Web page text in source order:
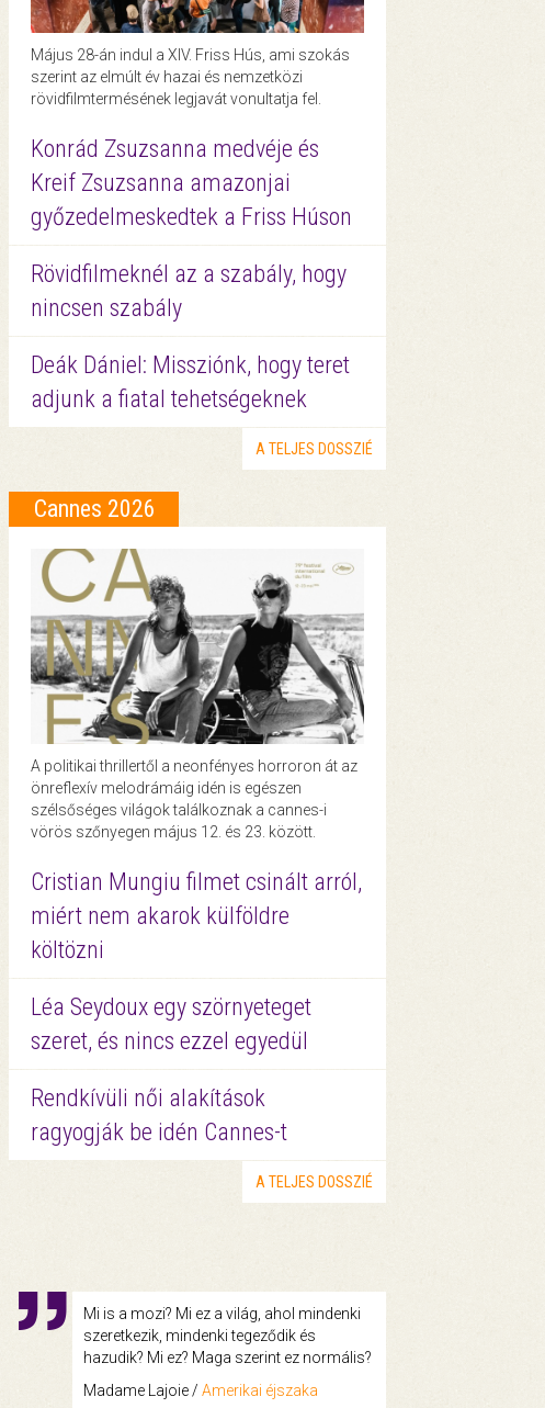
Május 28-án indul a XIV. Friss Hús, ami szokás
szerint az elmúlt év hazai és nemzetközi
rövidfilmtermésének legjavát vonultatja fel.
Konrád Zsuzsanna medvéje és
Kreif Zsuzsanna amazonjai
győzedelmeskedtek a Friss Húson
Rövidfilmeknél az a szabály, hogy
nincsen szabály
Deák Dániel: Missziónk, hogy teret
adjunk a fiatal tehetségeknek
A TELJES DOSSZIÉ
Cannes 2026
A politikai thrillertől a neonfényes horroron át az
önreflexív melodrámáig idén is egészen
szélsőséges világok találkoznak a cannes-i
vörös szőnyegen május 12. és 23. között.
Cristian Mungiu filmet csinált arról,
miért nem akarok külföldre
költözni
Léa Seydoux egy szörnyeteget
szeret, és nincs ezzel egyedül
Rendkívüli női alakítások
ragyogják be idén Cannes-t
A TELJES DOSSZIÉ
Mi is a mozi? Mi ez a világ, ahol mindenki
szeretkezik, mindenki tegeződik és
hazudik? Mi ez? Maga szerint ez normális?
Madame Lajoie / Amerikai éjszaka